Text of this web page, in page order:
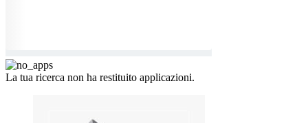
La tua ricerca non ha restituito applicazioni.